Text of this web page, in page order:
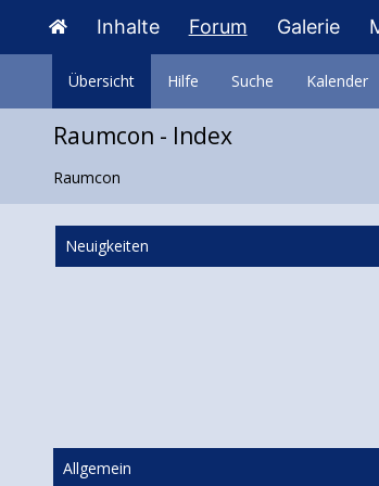
Inhalte Forum Galerie
Übersicht Hilfe Suche Kalender
Raumcon - Index
Raumcon
Neuigkeiten
Allgemein